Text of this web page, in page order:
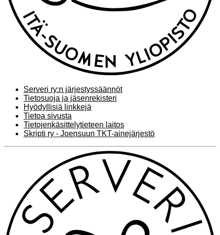
Serveri ry:n järjestyssäännöt
Tietosuoja ja jäsenrekisteri
Hyödyllisiä linkkejä
Tietoa sivusta
Tietojenkäsittelytieteen laitos
Skripti ry - Joensuun TKT-ainejärjestö